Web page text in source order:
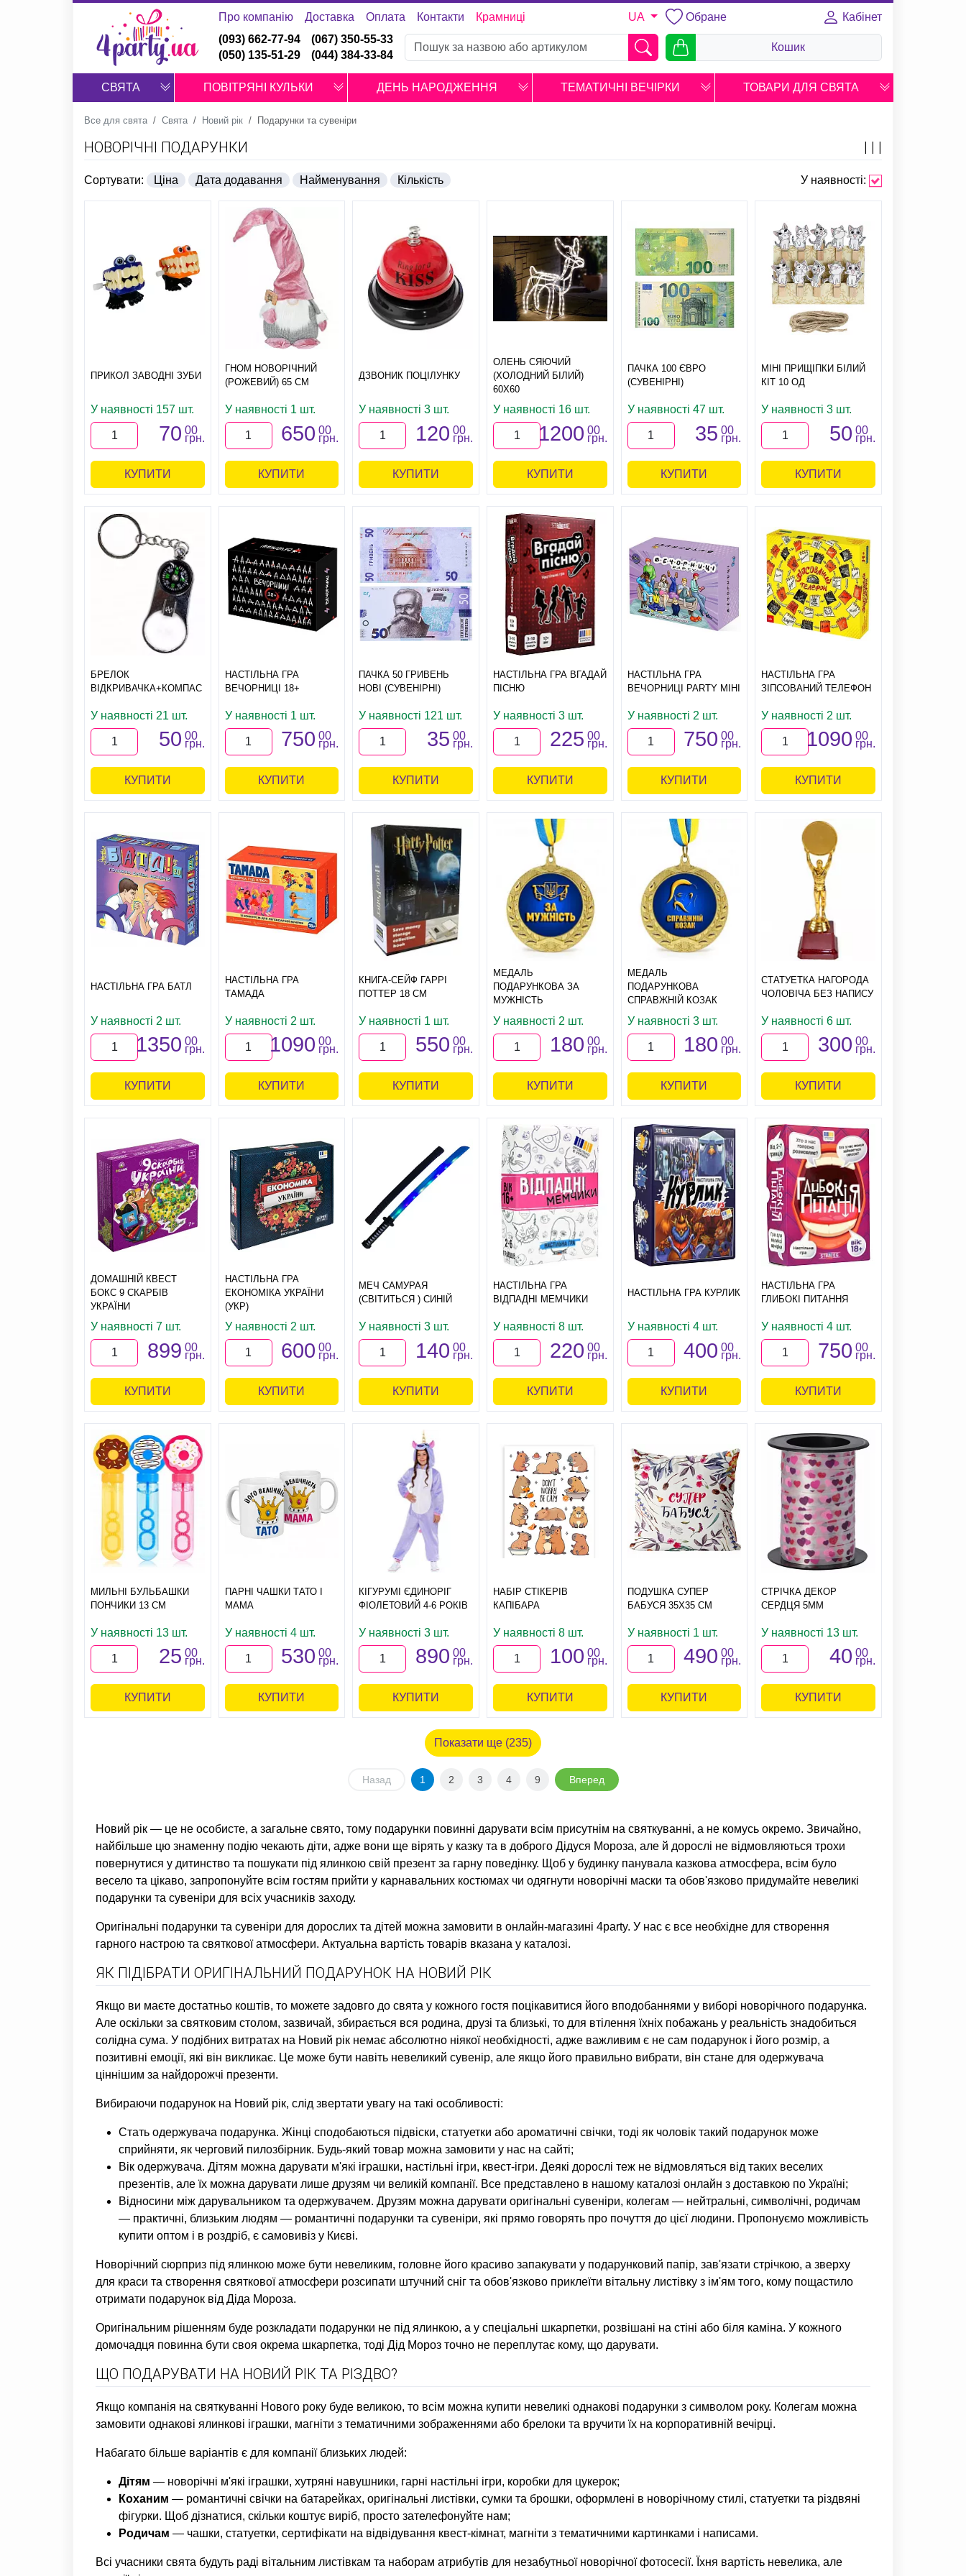
Про компанію Доставка Оплата Контакти Крамниці UA Обране
Кабінет
(093) 662-77-94
(050) 135-51-29
(067) 350-55-33
(044) 384-33-84
Кошик
СВЯТА ПОВІТРЯНІ КУЛЬКИ ДЕНЬ НАРОДЖЕННЯ ТЕМАТИЧНІ ВЕЧІРКИ ТОВАРИ ДЛЯ СВЯТА
Все для свята Свята Новий рік Подарунки та сувеніри
НОВОРІЧНІ ПОДАРУНКИ
Сортувати: Ціна Дата додавання Найменування Кількість У наявності:
ПРИКОЛ ЗАВОДНІ ЗУБИ
У наявності 157 шт.
70 00
грн.
КУПИТИ
ГНОМ НОВОРІЧНИЙ
(РОЖЕВИЙ) 65 СМ
У наявності 1 шт.
650 00
грн.
КУПИТИ
ДЗВОНИК ПОЦІЛУНКУ
У наявності 3 шт.
120 00
грн.
КУПИТИ
ОЛЕНЬ СЯЮЧИЙ
(ХОЛОДНИЙ БІЛИЙ)
60Х60
У наявності 16 шт.
1200 00
грн.
КУПИТИ
ПАЧКА 100 ЄВРО
(СУВЕНІРНІ)
У наявності 47 шт.
35 00
грн.
КУПИТИ
МІНІ ПРИЩІПКИ БІЛИЙ
КІТ 10 ОД
У наявності 3 шт.
50 00
грн.
КУПИТИ
БРЕЛОК
ВІДКРИВАЧКА+КОМПАС
У наявності 21 шт.
50 00
грн.
КУПИТИ
НАСТІЛЬНА ГРА
ВЕЧОРНИЦІ 18+
У наявності 1 шт.
750 00
грн.
КУПИТИ
ПАЧКА 50 ГРИВЕНЬ
НОВІ (СУВЕНІРНІ)
У наявності 121 шт.
35 00
грн.
КУПИТИ
НАСТІЛЬНА ГРА ВГАДАЙ
ПІСНЮ
У наявності 3 шт.
225 00
грн.
КУПИТИ
НАСТІЛЬНА ГРА
ВЕЧОРНИЦІ PARTY МІНІ
У наявності 2 шт.
750 00
грн.
КУПИТИ
НАСТІЛЬНА ГРА
ЗІПСОВАНИЙ ТЕЛЕФОН
У наявності 2 шт.
1090 00
грн.
КУПИТИ
НАСТІЛЬНА ГРА БАТЛ
У наявності 2 шт.
1350 00
грн.
КУПИТИ
НАСТІЛЬНА ГРА
ТАМАДА
У наявності 2 шт.
1090 00
грн.
КУПИТИ
КНИГА-СЕЙФ ГАРРІ
ПОТТЕР 18 СМ
У наявності 1 шт.
550 00
грн.
КУПИТИ
МЕДАЛЬ
ПОДАРУНКОВА ЗА
МУЖНІСТЬ
У наявності 2 шт.
180 00
грн.
КУПИТИ
МЕДАЛЬ
ПОДАРУНКОВА
СПРАВЖНІЙ КОЗАК
У наявності 3 шт.
180 00
грн.
КУПИТИ
СТАТУЕТКА НАГОРОДА
ЧОЛОВІЧА БЕЗ НАПИСУ
У наявності 6 шт.
300 00
грн.
КУПИТИ
ДОМАШНІЙ КВЕСТ
БОКС 9 СКАРБІВ
УКРАЇНИ
У наявності 7 шт.
899 00
грн.
КУПИТИ
НАСТІЛЬНА ГРА
ЕКОНОМІКА УКРАЇНИ
(УКР)
У наявності 2 шт.
600 00
грн.
КУПИТИ
МЕЧ САМУРАЯ
(СВІТИТЬСЯ ) СИНІЙ
У наявності 3 шт.
140 00
грн.
КУПИТИ
НАСТІЛЬНА ГРА
ВІДПАДНІ МЕМЧИКИ
У наявності 8 шт.
220 00
грн.
КУПИТИ
НАСТІЛЬНА ГРА КУРЛИК
У наявності 4 шт.
400 00
грн.
КУПИТИ
НАСТІЛЬНА ГРА
ГЛИБОКІ ПИТАННЯ
У наявності 4 шт.
750 00
грн.
КУПИТИ
МИЛЬНІ БУЛЬБАШКИ
ПОНЧИКИ 13 СМ
У наявності 13 шт.
25 00
грн.
КУПИТИ
ПАРНІ ЧАШКИ ТАТО І
МАМА
У наявності 4 шт.
530 00
грн.
КУПИТИ
КІГУРУМІ ЄДИНОРІГ
ФІОЛЕТОВИЙ 4-6 РОКІВ
У наявності 3 шт.
890 00
грн.
КУПИТИ
НАБІР СТІКЕРІВ
КАПІБАРА
У наявності 8 шт.
100 00
грн.
КУПИТИ
ПОДУШКА СУПЕР
БАБУСЯ 35Х35 СМ
У наявності 1 шт.
490 00
грн.
КУПИТИ
СТРІЧКА ДЕКОР
СЕРДЦЯ 5ММ
У наявності 13 шт.
40 00
грн.
КУПИТИ
Показати ще (235)
Назад 1 2 3 4 9 Вперед
Новий рік — це не особисте, а загальне свято, тому подарунки повинні дарувати всім присутнім на святкуванні, а не комусь окремо. Звичайно,
найбільше цю знаменну подію чекають діти, адже вони ще вірять у казку та в доброго Дідуся Мороза, але й дорослі не відмовляються трохи
повернутися у дитинство та пошукати під ялинкою свій презент за гарну поведінку. Щоб у будинку панувала казкова атмосфера, всім було
весело та цікаво, запропонуйте всім гостям прийти у карнавальних костюмах чи одягнути новорічні маски та обов'язково придумайте невеликі
подарунки та сувеніри для всіх учасників заходу.
Оригінальні подарунки та сувеніри для дорослих та дітей можна замовити в онлайн-магазині 4party. У нас є все необхідне для створення
гарного настрою та святкової атмосфери. Актуальна вартість товарів вказана у каталозі.
ЯК ПІДІБРАТИ ОРИГІНАЛЬНИЙ ПОДАРУНОК НА НОВИЙ РІК
Якщо ви маєте достатньо коштів, то можете задовго до свята у кожного гостя поцікавитися його вподобаннями у виборі новорічного подарунка.
Але оскільки за святковим столом, зазвичай, збирається вся родина, друзі та близькі, то для втілення їхніх побажань у реальність знадобиться
солідна сума. У подібних витратах на Новий рік немає абсолютно ніякої необхідності, адже важливим є не сам подарунок і його розмір, а
позитивні емоції, які він викликає. Це може бути навіть невеликий сувенір, але якщо його правильно вибрати, він стане для одержувача
ціннішим за найдорожчі презенти.
Вибираючи подарунок на Новий рік, слід звертати увагу на такі особливості:
Стать одержувача подарунка. Жінці сподобаються підвіски, статуетки або ароматичні свічки, тоді як чоловік такий подарунок може
сприйняти, як черговий пилозбірник. Будь-який товар можна замовити у нас на сайті;
Вік одержувача. Дітям можна дарувати м'які іграшки, настільні ігри, квест-ігри. Деякі дорослі теж не відмовляться від таких веселих
презентів, але їх можна дарувати лише друзям чи великій компанії. Все представлено в нашому каталозі онлайн з доставкою по Україні;
Відносини між дарувальником та одержувачем. Друзям можна дарувати оригінальні сувеніри, колегам — нейтральні, символічні, родичам
— практичні, близьким людям — романтичні подарунки та сувеніри, які прямо говорять про почуття до цієї людини. Пропонуємо можливість
купити оптом і в роздріб, є самовивіз у Києві.
Новорічний сюрприз під ялинкою може бути невеликим, головне його красиво запакувати у подарунковий папір, зав'язати стрічкою, а зверху
для краси та створення святкової атмосфери розсипати штучний сніг та обов'язково приклеїти вітальну листівку з ім'ям того, кому пощастило
отримати подарунок від Діда Мороза.
Оригінальним рішенням буде розкладати подарунки не під ялинкою, а у спеціальні шкарпетки, розвішані на стіні або біля каміна. У кожного
домочадця повинна бути своя окрема шкарпетка, тоді Дід ​​Мороз точно не переплутає кому, що дарувати.
ЩО ПОДАРУВАТИ НА НОВИЙ РІК ТА РІЗДВО?
Якщо компанія на святкуванні Нового року буде великою, то всім можна купити невеликі однакові подарунки з символом року. Колегам можна
замовити однакові ялинкові іграшки, магніти з тематичними зображеннями або брелоки та вручити їх на корпоративній вечірці.
Набагато більше варіантів є для компанії близьких людей:
Дітям — новорічні м'які іграшки, хутряні навушники, гарні настільні ігри, коробки для цукерок;
Коханим — романтичні свічки на батарейках, оригінальні листівки, сумки та брошки, оформлені в новорічному стилі, статуетки та різдвяні
фігурки. Щоб дізнатися, скільки коштує виріб, просто зателефонуйте нам;
Родичам — чашки, статуетки, сертифікати на відвідування квест-кімнат, магніти з тематичними картинками і написами.
Всі учасники свята будуть раді вітальним листівкам та наборам атрибутів для незабутньої новорічної фотосесії. Їхня вартість невелика, але